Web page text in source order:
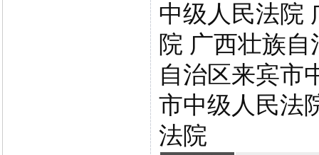
中级人民法院
院 广西壮族
自治区来宾市
市中级人民法
法院